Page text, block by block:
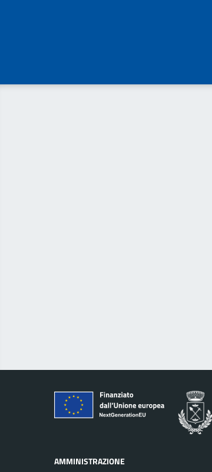
AMMINISTRAZIONE